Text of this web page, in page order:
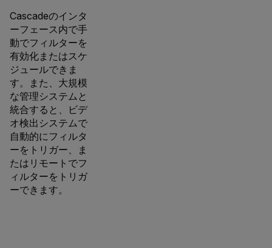
Cascadeのインタ
ーフェース内で手
動でフィルターを
有効化またはスケ
ジュールできま
す。また、大規模
な管理システムと
統合すると、ビデ
オ検出システムで
自動的にフィルタ
ーをトリガー、ま
たはリモートでフ
ィルターをトリガ
ーできます。